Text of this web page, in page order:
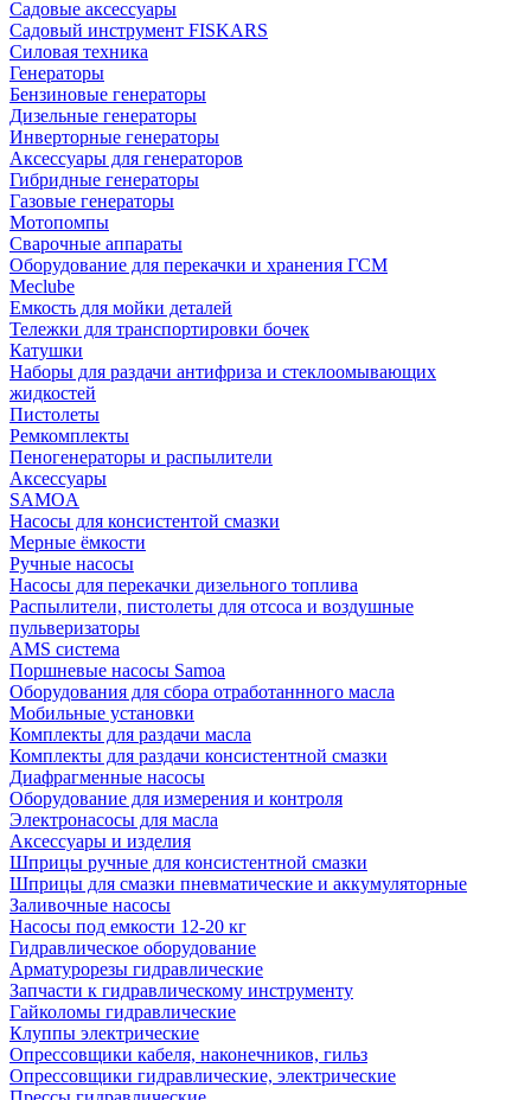
Садовые аксессуары
Садовый инструмент FISKARS
Силовая техника
Генераторы
Бензиновые генераторы
Дизельные генераторы
Инверторные генераторы
Аксессуары для генераторов
Гибридные генераторы
Газовые генераторы
Мотопомпы
Сварочные аппараты
Оборудование для перекачки и хранения ГСМ
Meclube
Емкость для мойки деталей
Тележки для транспортировки бочек
Катушки
Наборы для раздачи антифриза и стеклоомывающих
жидкостей
Пистолеты
Ремкомплекты
Пеногенераторы и распылители
Аксессуары
SAMOA
Насосы для консистентой смазки
Мерные ёмкости
Ручные насосы
Насосы для перекачки дизельного топлива
Распылители, пистолеты для отсоса и воздушные
пульверизаторы
AMS система
Поршневые насосы Samoa
Оборудования для сбора отработаннного масла
Мобильные установки
Комплекты для раздачи масла
Комплекты для раздачи консистентной смазки
Диафрагменные насосы
Оборудование для измерения и контроля
Электронасосы для масла
Аксессуары и изделия
Шприцы ручные для консистентной смазки
Шприцы для смазки пневматические и аккумуляторные
Заливочные насосы
Насосы под емкости 12-20 кг
Гидравлическое оборудование
Арматурорезы гидравлические
Запчасти к гидравлическому инструменту
Гайколомы гидравлические
Клуппы электрические
Опрессовщики кабеля, наконечников, гильз
Опрессовщики гидравлические, электрические